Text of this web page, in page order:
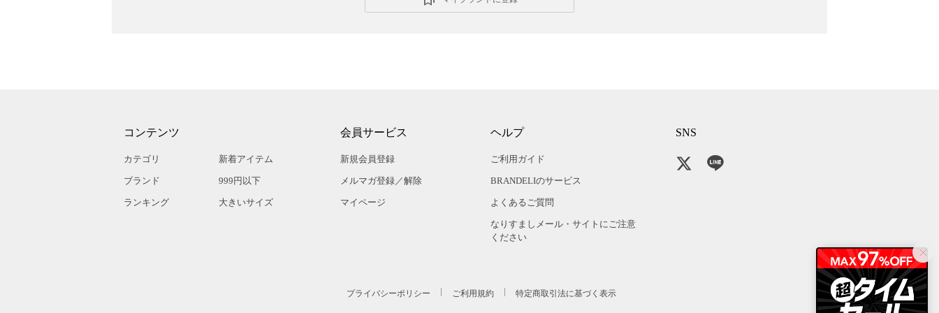
コンテンツ
カテゴリ
ブランド
ランキング
新着アイテム
999円以下
大きいサイズ
会員サービス
新規会員登録
メルマガ登録／解除
マイページ
ヘルプ
ご利用ガイド
BRANDELIのサービス
よくあるご質問
なりすましメール・サイトにご注意
ください
SNS
プライバシーポリシー ご利用規約 特定商取引法に基づく表示